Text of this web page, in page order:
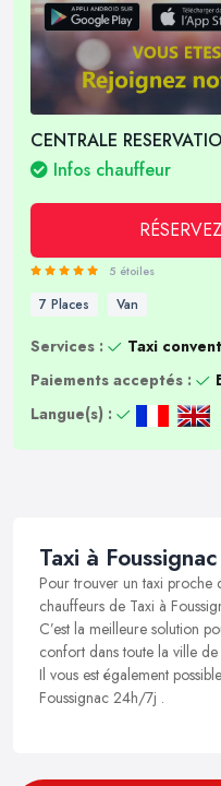
CENTRALE
Infos chauffeur
5 étoiles
7 Places Van
Services :
Taxi
Paiements acceptés :
Langue(s) :
Taxi à Foussignac
Pour trouver un taxi proche
chauffeurs de Taxi à
C’est la meilleure solution
confort dans toute la ville de
Il vous est également
Foussignac 24h/7j .